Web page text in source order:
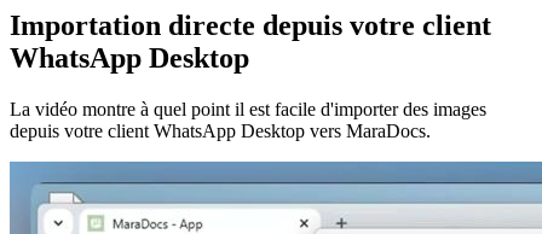
Importation directe depuis votre client
WhatsApp Desktop
La vidéo montre à quel point il est facile d'importer des images
depuis votre client WhatsApp Desktop vers MaraDocs.